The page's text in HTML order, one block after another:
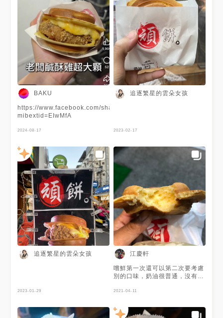
BAKU
https://www.facebook.com/share/r/Lokdegrw9MnPKaJq/?
mibextid=EIwMfA
2024-08-17
追逐繁星的雲朵女孩
2023-02-17
追逐繁星的雲朵女孩
2023-01-29
江慶軒
嚐鮮第一次還可以第二次要考慮
別的口味，奶油很普通，沒有特
司，特色就是大...
2021-04-11